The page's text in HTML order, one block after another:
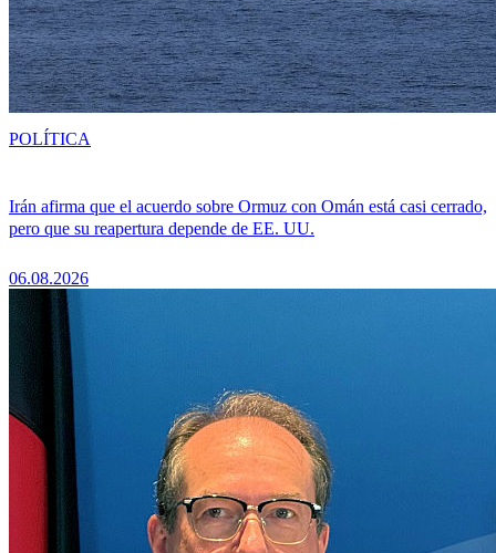
Irán afirma que el acuerdo sobre Ormuz con Omán está casi cerrado,
pero que su reapertura depende de EE. UU.
06.08.2026
POLÍTICA